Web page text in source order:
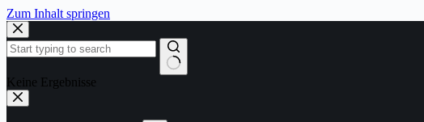
Zum Inhalt springen
Keine Ergebnisse